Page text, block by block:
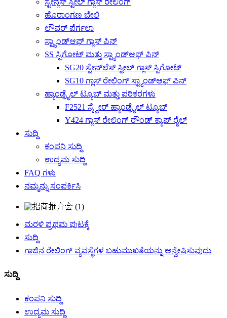
ಸ್ಟೇನ್ಲೆಸ್ ಸ್ಟೀಲ್ ಗ್ಲಾಸ್ ರೇಲಿಂಗ್
ಹೊರಾಂಗಣ ಬೇಲಿ
ಲೌವರ್ ಪೆರ್ಗಲಾ
ಸ್ಟ್ಯಾಂಡ್‌ಆಫ್ ಗ್ಲಾಸ್ ಪಿನ್
SS ಸ್ಪಿಗೋಟ್ ಮತ್ತು ಸ್ಟ್ಯಾಂಡ್‌ಆಫ್ ಪಿನ್
SG20 ಸ್ಟೇನ್‌ಲೆಸ್ ಸ್ಟೀಲ್ ಗ್ಲಾಸ್ ಸ್ಪಿಗೋಟ್
SG10 ಗ್ಲಾಸ್ ರೇಲಿಂಗ್ ಸ್ಟ್ಯಾಂಡ್‌ಆಫ್ ಪಿನ್
ಹ್ಯಾಂಡ್ರೈಲ್ ಟ್ಯೂಬ್ ಮತ್ತು ಪರಿಕರಗಳು
F2521 ಸ್ಕ್ವೇರ್ ಹ್ಯಾಂಡ್ರೈಲ್ ಟ್ಯೂಬ್
Y424 ಗ್ಲಾಸ್ ರೇಲಿಂಗ್ ರೌಂಡ್ ಕ್ಯಾಪ್ ರೈಲ್
ಸುದ್ದಿ
ಕಂಪನಿ ಸುದ್ದಿ
ಉದ್ಯಮ ಸುದ್ದಿ
FAQ ಗಳು
ನಮ್ಮನ್ನು ಸಂಪರ್ಕಿಸಿ
ಮರಳಿ ಪ್ರಥಮ ಪುಟಕ್ಕೆ
ಸುದ್ದಿ
ಗಾಜಿನ ರೇಲಿಂಗ್ ವ್ಯವಸ್ಥೆಗಳ ಬಹುಮುಖತೆಯನ್ನು ಅನ್ವೇಷಿಸುವುದು
ಸುದ್ದಿ
ಕಂಪನಿ ಸುದ್ದಿ
ಉದ್ಯಮ ಸುದ್ದಿ